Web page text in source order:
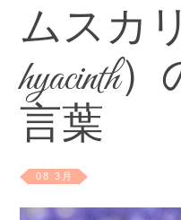
ムスカ
hyacinth
言葉
08 3月